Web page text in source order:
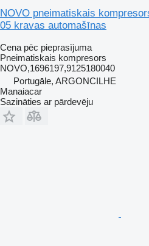
NOVO pneimatiskais
05 kravas automašīnas
Cena pēc pieprasījuma
Pneimatiskais kompresors
NOVO,1696197,9125180040
Portugāle, ARGONCILHE
Manaiacar
Sazināties ar pārdevēju